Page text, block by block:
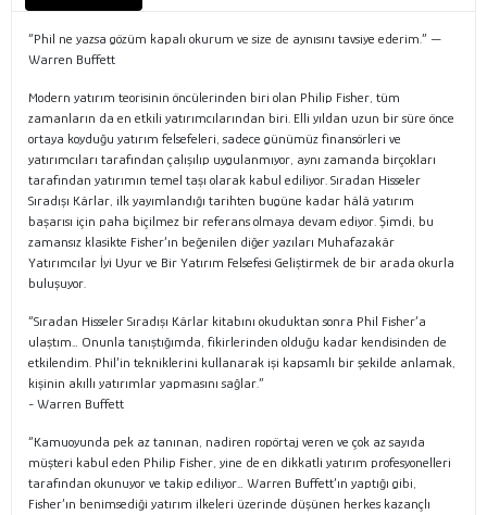
“Phil ne yazsa gözüm kapalı okurum ve size de aynısını tavsiye ederim.” —
Warren Buffett
Modern yatırım teorisinin öncülerinden biri olan Philip Fisher, tüm
zamanların da en etkili yatırımcılarından biri. Elli yıldan uzun bir süre önce
ortaya koyduğu yatırım felsefeleri, sadece günümüz finansörleri ve
yatırımcıları tarafından çalışılıp uygulanmıyor, aynı zamanda birçokları
tarafından yatırımın temel taşı olarak kabul ediliyor. Sıradan Hisseler
Sıradışı Kârlar, ilk yayımlandığı tarihten bugüne kadar hâlâ yatırım
başarısı için paha biçilmez bir referans olmaya devam ediyor. Şimdi, bu
zamansız klasikte Fisher’ın beğenilen diğer yazıları Muhafazakâr
Yatırımcılar İyi Uyur ve Bir Yatırım Felsefesi Geliştirmek de bir arada okurla
buluşuyor.
“Sıradan Hisseler Sıradışı Kârlar kitabını okuduktan sonra Phil Fisher’a
ulaştım… Onunla tanıştığımda, fikirlerinden olduğu kadar kendisinden de
etkilendim. Phil’in tekniklerini kullanarak işi kapsamlı bir şekilde anlamak,
kişinin akıllı yatırımlar yapmasını sağlar.”
- Warren Buffett
“Kamuoyunda pek az tanınan, nadiren ropörtaj veren ve çok az sayıda
müşteri kabul eden Philip Fisher, yine de en dikkatli yatırım profesyonelleri
tarafından okunuyor ve takip ediliyor… Warren Buffett’ın yaptığı gibi,
Fisher’ın benimsediği yatırım ilkeleri üzerinde düşünen herkes kazançlı